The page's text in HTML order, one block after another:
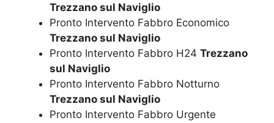
Trezzano sul Naviglio
Pronto Intervento Fabbro Economico
Trezzano sul Naviglio
Pronto Intervento Fabbro H24 Trezzano
sul Naviglio
Pronto Intervento Fabbro Notturno
Trezzano sul Naviglio
Pronto Intervento Fabbro Urgente